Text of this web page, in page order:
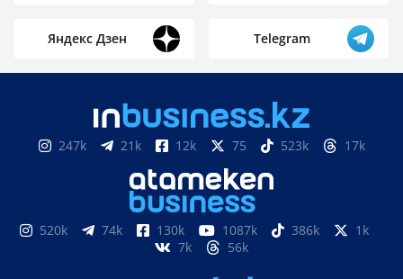
Заменить частный сектор современными
многоэтажками хотят в Петропавловске
Volkswagen отправил первые автомобили в
Казахстан: что привезут уже в августе